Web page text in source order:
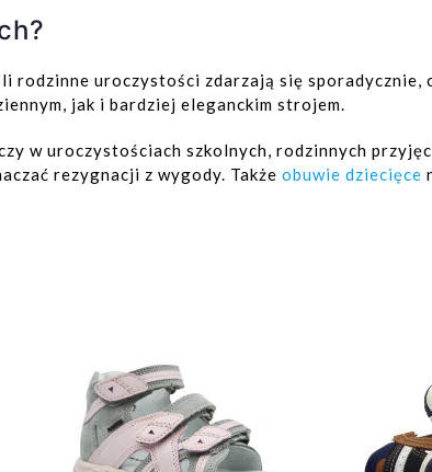
rodzinne uroczystości zdarzają się sporadycznie,
jak i bardziej eleganckim strojem.
w uroczystościach szkolnych, rodzinnych
rezygnacji z wygody. Także obuwie dziecięce